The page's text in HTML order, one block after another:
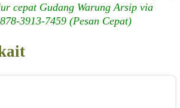
cepat Gudang Warung Arsip via
3913-7459 (Pesan Cepat)